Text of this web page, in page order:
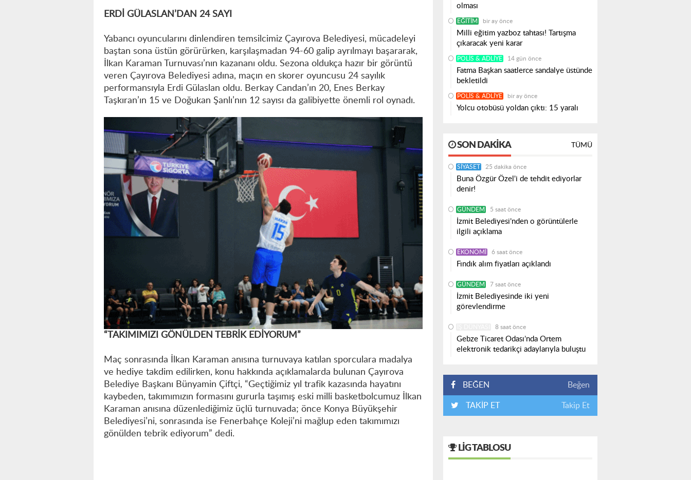
ERDİ GÜLASLAN’DAN 24 SAYI
Yabancı oyuncularını dinlendiren temsilcimiz Çayırova Belediyesi, mücadeleyi
baştan sona üstün görürürken, karşılaşmadan 94-60 galip ayrılmayı başararak,
İlkan Karaman Turnuvası’nın kazananı oldu. Sezona oldukça hazır bir görüntü
veren Çayırova Belediyesi adına, maçın en skorer oyuncusu 24 sayılık
performansıyla Erdi Gülaslan oldu. Berkay Candan’ın 20, Enes Berkay
Taşkıran’ın 15 ve Doğukan Şanlı’nın 12 sayısı da galibiyette önemli rol oynadı.
“TAKIMIMIZI GÖNÜLDEN TEBRİK EDİYORUM”
Maç sonrasında İlkan Karaman anısına turnuvaya katılan sporculara madalya
ve hediye takdim edilirken, konu hakkında açıklamalarda bulunan Çayırova
Belediye Başkanı Bünyamin Çiftçi, “Geçtiğimiz yıl trafik kazasında hayatını
kaybeden, takımımızın formasını gururla taşımış eski milli basketbolcumuz İlkan
Karaman anısına düzenlediğimiz üçlü turnuvada; önce Konya Büyükşehir
Belediyesi’ni, sonrasında ise Fenerbahçe Koleji’ni mağlup eden takımımızı
gönülden tebrik ediyorum” dedi.
olması
EĞITIM bir ay önce
Milli eğitim yazboz tahtası! Tartışma
çıkaracak yeni karar
POLIS & ADLIYE 14 gün önce
Fatma Başkan saatlerce sandalye üstünde
bekletildi
POLIS & ADLIYE bir ay önce
Yolcu otobüsü yoldan çıktı: 15 yaralı
SON DAKIKA TÜMÜ
SIYASET 25 dakika önce
Buna Özgür Özel'i de tehdit ediyorlar
denir!
GÜNDEM 5 saat önce
İzmit Belediyesi’nden o görüntülerle
ilgili açıklama
EKONOMI 6 saat önce
Fındık alım fiyatları açıklandı
GÜNDEM 7 saat önce
İzmit Belediyesinde iki yeni
görevlendirme
8 saat önce
Gebze Ticaret Odası’nda Ortem
elektronik tedarikçi adaylarıyla buluştu
BEĞEN Beğen
TAKİP ET Takip Et
LIG TABLOSU